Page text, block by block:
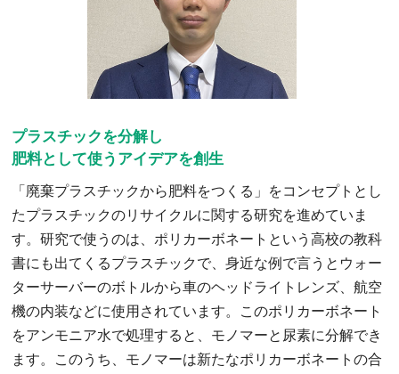
プラスチックを分解し
肥料として使うアイデアを創生
「廃棄プラスチックから肥料をつくる」をコンセプトとし
たプラスチックのリサイクルに関する研究を進めていま
す。研究で使うのは、ポリカーボネートという高校の教科
書にも出てくるプラスチックで、身近な例で言うとウォー
ターサーバーのボトルから車のヘッドライトレンズ、航空
機の内装などに使用されています。このポリカーボネート
をアンモニア水で処理すると、モノマーと尿素に分解でき
ます。このうち、モノマーは新たなポリカーボネートの合